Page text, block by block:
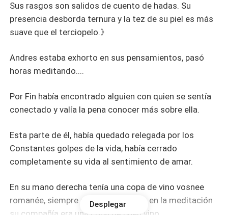
Sus rasgos son salidos de cuento de hadas. Su
presencia desborda ternura y la tez de su piel es más
suave que el terciopelo.》
Andres estaba exhorto en sus pensamientos, pasó
horas meditando....
Por Fin había encontrado alguien con quien se sentía
conectado y valía la pena conocer más sobre ella.
Esta parte de él, había quedado relegada por los
Constantes golpes de la vida, había cerrado
completamente su vida al sentimiento de amar.
En su mano derecha tenía una copa de vino vosnee
romanée, siempre que se adentraba en la meditación
Desplegar